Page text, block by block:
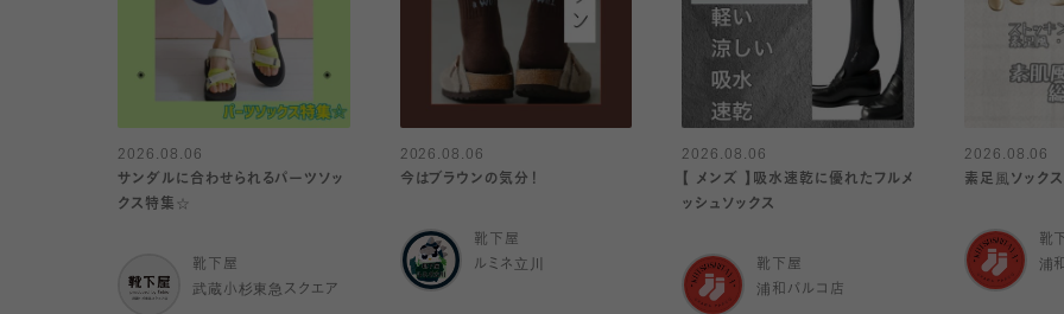
2026.08.06
サンダルに合わせられるパーツソッ
クス特集☆
靴下屋
武蔵小杉東急スクエア
2026.08.06
今はブラウンの気分！
靴下屋
ルミネ立川
2026.08.06
【 メンズ 】吸水速乾に優れたフルメ
ッシュソックス
靴下屋
浦和パルコ店
2026.08.06
素足風ソック
靴
浦